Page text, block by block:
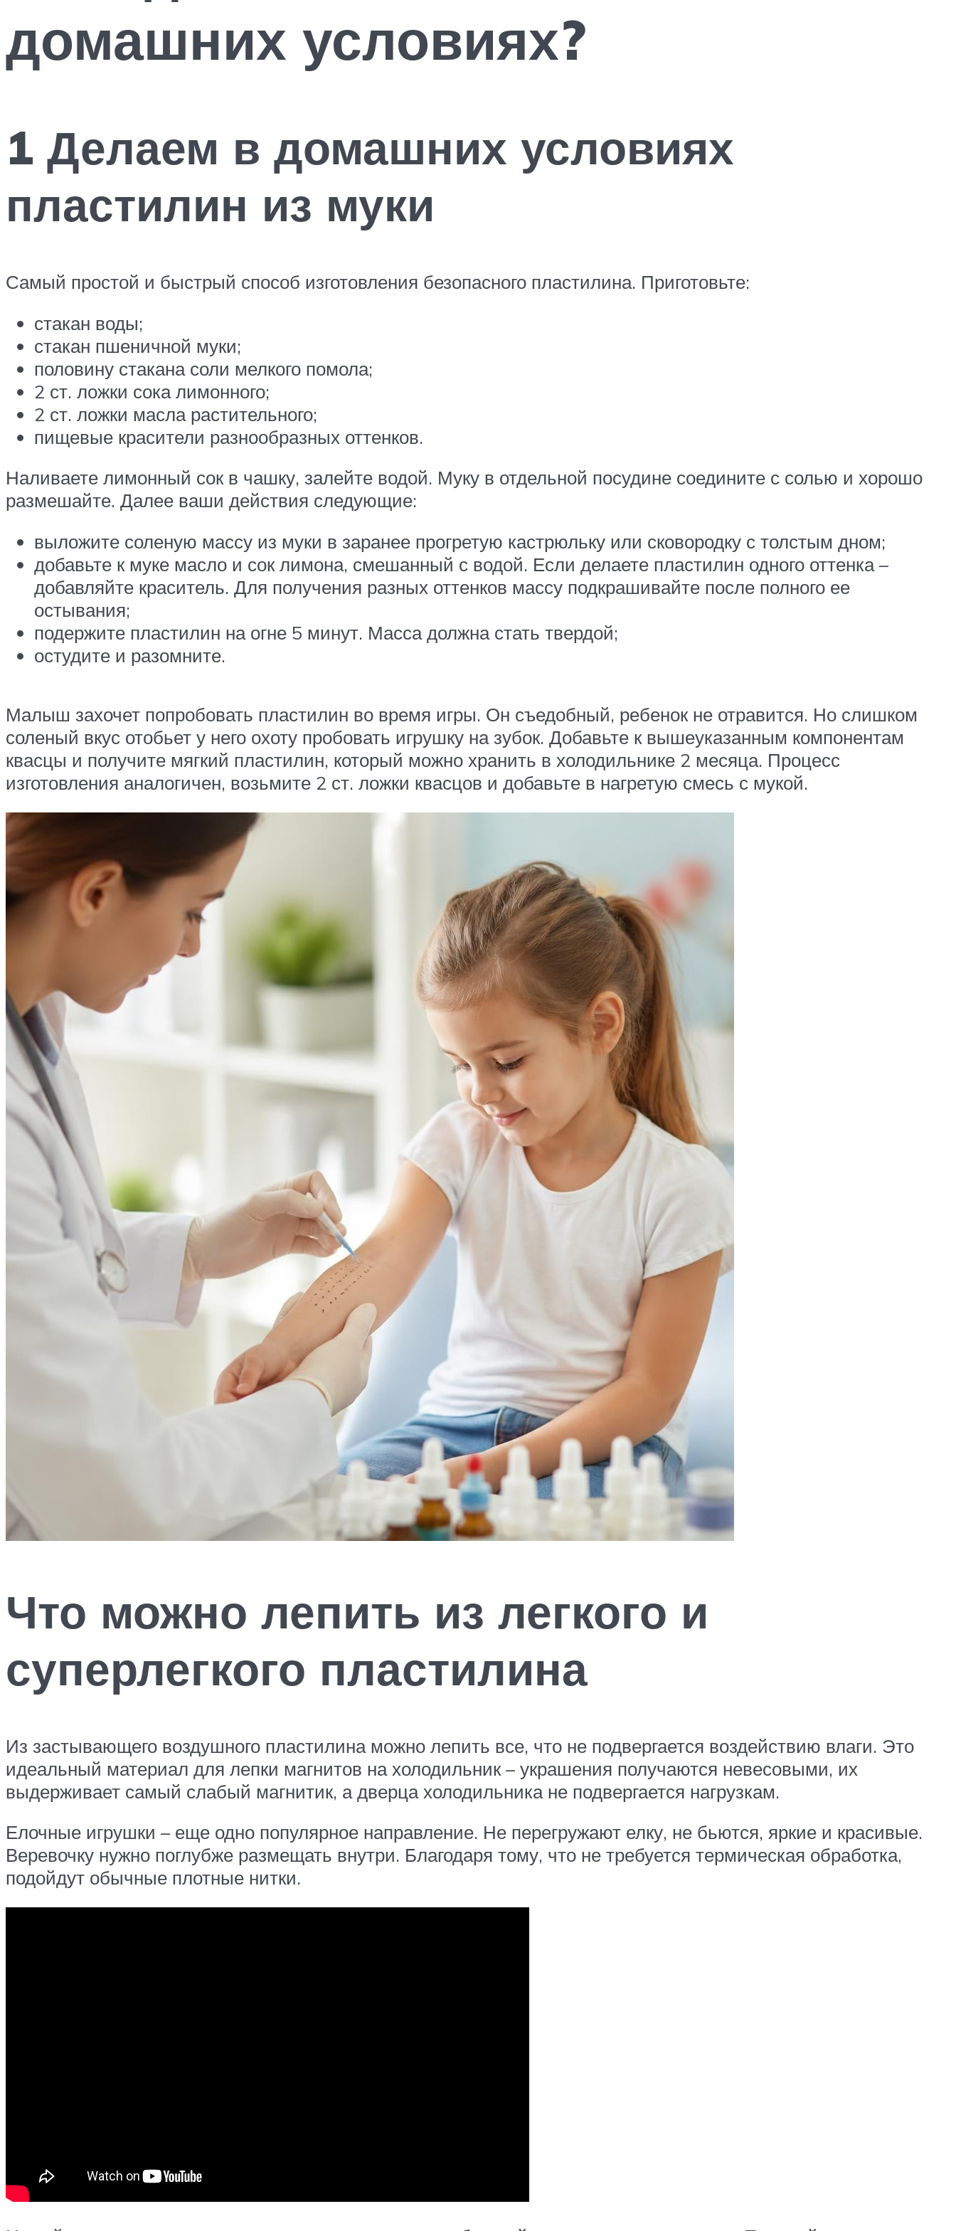
домашних условиях?
1 Делаем в домашних условиях
пластилин из муки
Самый простой и быстрый способ изготовления безопасного пластилина. Приготовьте:
стакан воды;
стакан пшеничной муки;
половину стакана соли мелкого помола;
2 ст. ложки сока лимонного;
2 ст. ложки масла растительного;
пищевые красители разнообразных оттенков.
Наливаете лимонный сок в чашку, залейте водой. Муку в отдельной посудине соедините с солью и хорошо
размешайте. Далее ваши действия следующие:
выложите соленую массу из муки в заранее прогретую кастрюльку или сковородку с толстым дном;
добавьте к муке масло и сок лимона, смешанный с водой. Если делаете пластилин одного оттенка –
добавляйте краситель. Для получения разных оттенков массу подкрашивайте после полного ее
остывания;
подержите пластилин на огне 5 минут. Масса должна стать твердой;
остудите и разомните.
Малыш захочет попробовать пластилин во время игры. Он съедобный, ребенок не отравится. Но слишком
соленый вкус отобьет у него охоту пробовать игрушку на зубок. Добавьте к вышеуказанным компонентам
квасцы и получите мягкий пластилин, который можно хранить в холодильнике 2 месяца. Процесс
изготовления аналогичен, возьмите 2 ст. ложки квасцов и добавьте в нагретую смесь с мукой.
Что можно лепить из легкого и
суперлегкого пластилина
Из застывающего воздушного пластилина можно лепить все, что не подвергается воздействию влаги. Это
идеальный материал для лепки магнитов на холодильник – украшения получаются невесовыми, их
выдерживает самый слабый магнитик, а дверца холодильника не подвергается нагрузкам.
Елочные игрушки – еще одно популярное направление. Не перегружают елку, не бьются, яркие и красивые.
Веревочку нужно поглубже размещать внутри. Благодаря тому, что не требуется термическая обработка,
подойдут обычные плотные нитки.